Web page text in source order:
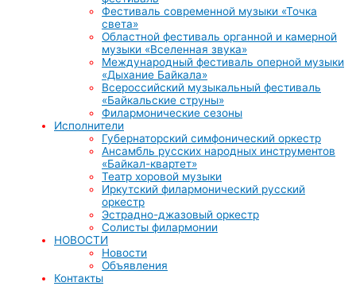
Фестиваль современной музыки «Точка
света»
Областной фестиваль органной и камерной
музыки «Вселенная звука»
Международный фестиваль оперной музыки
«Дыхание Байкала»
Всероссийский музыкальный фестиваль
«Байкальские струны»
Филармонические сезоны
Исполнители
Губернаторский симфонический оркестр
Ансамбль русских народных инструментов
«Байкал-квартет»
Театр хоровой музыки
Иркутский филармонический русский
оркестр
Эстрадно-джазовый оркестр
Солисты филармонии
НОВОСТИ
Новости
Объявления
Контакты